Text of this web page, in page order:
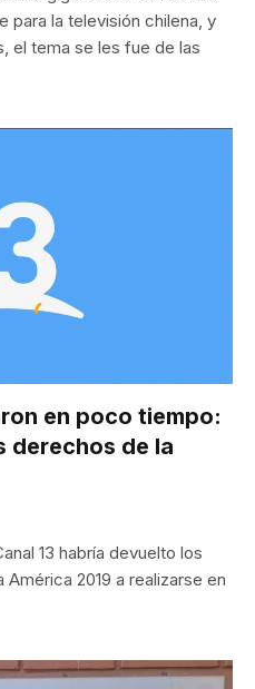
para la televisión chilena, y
el tema se les fue de las
en poco tiempo:
derechos de la
13 habría devuelto los
2019 a realizarse en